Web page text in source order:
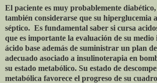
El paciente es muy probablemente
también considerarse que su hiperglucemia
séptico. Es fundamental saber si cursa
que es importante la evaluación de su medio
ácido base además de suministrar un plan
adecuado asociado a insulinoterapia en
su estado metabólico. Su estado de
metabólica favorece el progreso de su